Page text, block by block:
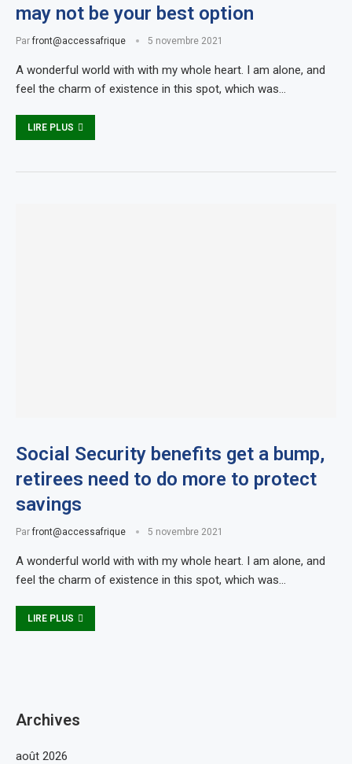
may not be your best option
Parfront@accessafrique 5 novembre 2021
A wonderful world with with my whole heart. I am alone, and
feel the charm of existence in this spot, which was…
LIRE PLUS
Social Security benefits get a bump,
retirees need to do more to protect
savings
Parfront@accessafrique 5 novembre 2021
A wonderful world with with my whole heart. I am alone, and
feel the charm of existence in this spot, which was…
LIRE PLUS
Archives
août 2026